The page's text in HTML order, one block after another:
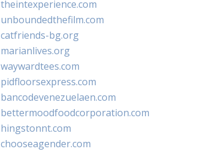
theintexperience.com
unboundedthefilm.com
catfriends-bg.org
marianlives.org
waywardtees.com
pidfloorsexpress.com
bancodevenezuelaen.com
bettermoodfoodcorporation.com
hingstonnt.com
chooseagender.com